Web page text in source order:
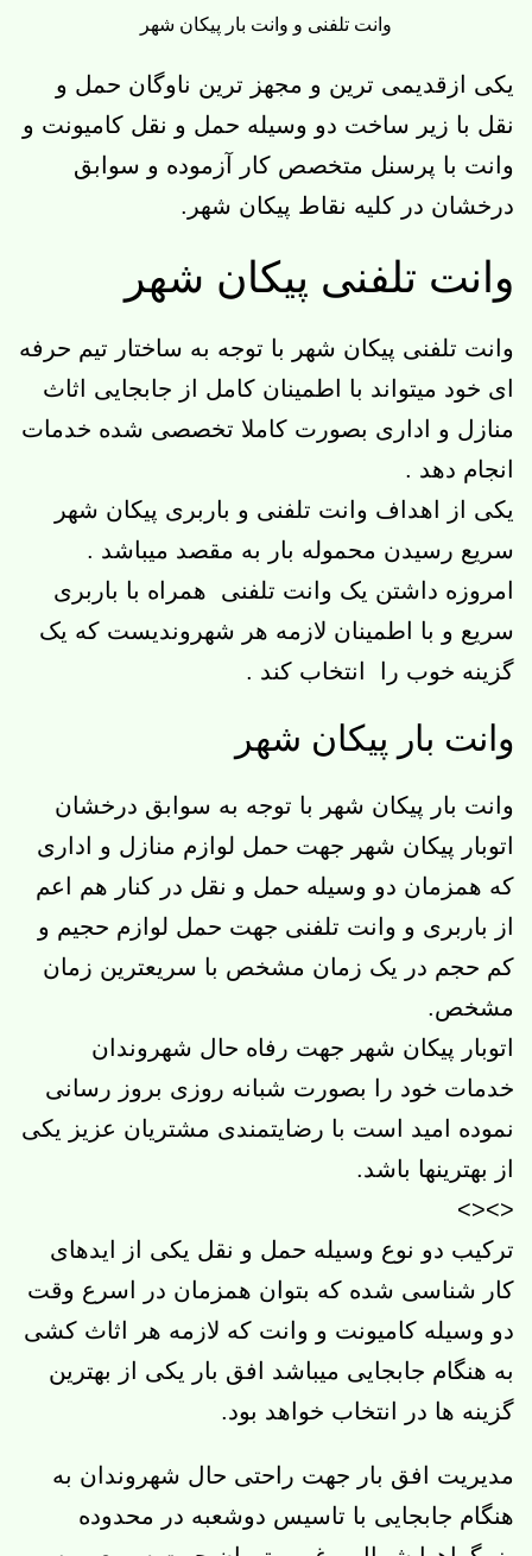
وانت تلفنی و وانت بار پیکان شهر
یکی ازقدیمی ترین و مجهز ترین ناوگان حمل و
نقل با زیر ساخت دو وسیله حمل و نقل کامیونت و
وانت با پرسنل متخصص کار آزموده و سوابق
درخشان در کلیه نقاط پیکان شهر.
وانت تلفنی پیکان شهر
وانت تلفنی پیکان شهر با توجه به ساختار تیم حرفه
ای خود میتواند با اطمینان کامل از جابجایی اثاث
منازل و اداری بصورت کاملا تخصصی شده خدمات
انجام دهد .
یکی از اهداف وانت تلفنی و باربری پیکان شهر
سریع رسیدن محموله بار به مقصد میباشد .
امروزه داشتن یک وانت تلفنی همراه با باربری
سریع و با اطمینان لازمه هر شهروندیست که یک
گزینه خوب را انتخاب کند .
وانت بار پیکان شهر
وانت بار پیکان شهر با توجه به سوابق درخشان
اتوبار پیکان شهر جهت حمل لوازم منازل و اداری
که همزمان دو وسیله حمل و نقل در کنار هم اعم
از باربری و وانت تلفنی جهت حمل لوازم حجیم و
کم حجم در یک زمان مشخص با سریعترین زمان
مشخص.
اتوبار پیکان شهر جهت رفاه حال شهروندان
خدمات خود را بصورت شبانه روزی بروز رسانی
نموده امید است با رضایتمندی مشتریان عزیز یکی
از بهترینها باشد.
<><>
ترکیب دو نوع وسیله حمل و نقل یکی از ایدهای
کار شناسی شده که بتوان همزمان در اسرع وقت
دو وسیله کامیونت و وانت که لازمه هر اثاث کشی
به هنگام جابجایی میباشد افق بار یکی از بهترین
گزینه ها در انتخاب خواهد بود.
مدیریت افق بار جهت راحتی حال شهروندان به
هنگام جابجایی با تاسیس دوشعبه در محدوده